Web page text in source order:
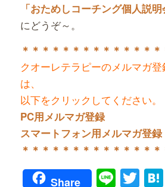
「おためしコーチング個人説明
にどうぞ～。
＊＊＊＊＊＊＊＊＊＊＊＊＊
クオーレテラピーのメルマガ
は、
以下をクリックしてください。
PC用メルマガ登録
スマートフォン用メルマガ登録
＊＊＊＊＊＊＊＊＊＊＊＊＊
Share Line